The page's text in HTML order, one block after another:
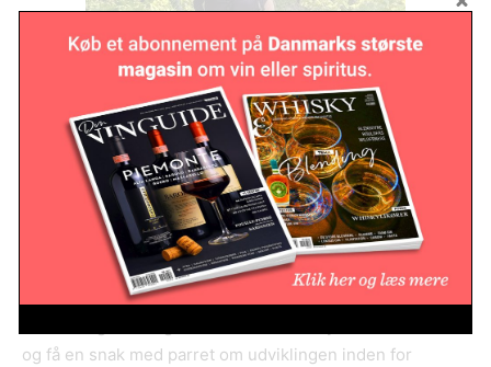
Ljungbyholms Vingård
Ikke langt fra Hotel Skansen kan man besøge
Ljungbyholms Vingård, som drives af Annika og Joakim
Palm. Her kan man købe en smagning med en række
forskellige vine fra gården, som arbejder med forskellige
og få en snak med parret om udviklingen inden for